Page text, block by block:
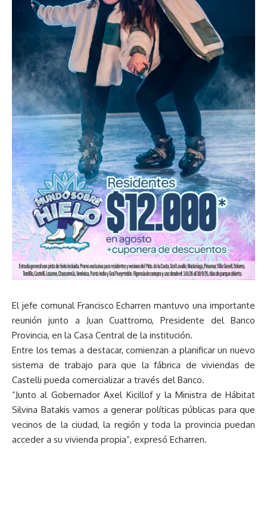
El jefe comunal Francisco Echarren mantuvo una importante
reunión junto a Juan Cuattromo, Presidente del Banco
Provincia, en la Casa Central de la institución.
Entre los temas a destacar, comienzan a planificar un nuevo
sistema de trabajo para que la fábrica de viviendas de
Castelli pueda comercializar a través del Banco.
“Junto al Gobernador Axel Kicillof y la Ministra de Hábitat
Silvina Batakis vamos a generar políticas públicas para que
vecinos de la ciudad, la región y toda la provincia puedan
acceder a su vivienda propia”, expresó Echarren.